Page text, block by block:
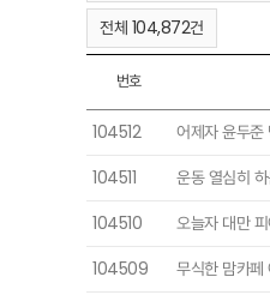
전체 104,872건
번호
104512
어제자 윤두
104511
운동 열심히
104510
오늘자 대만
104509
무식한 맘카